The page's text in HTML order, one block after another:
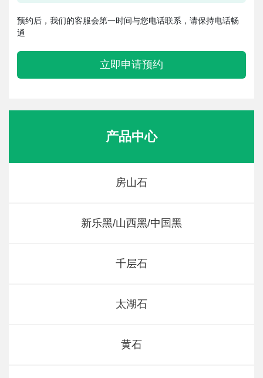
预约后，我们的客服会第一时间与您电话联系，请保持电话畅
通
立即申请预约
产品中心
房山石
新乐黑/山西黑/中国黑
千层石
太湖石
黄石